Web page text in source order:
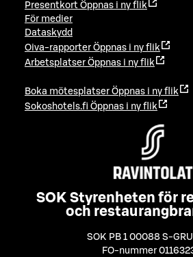
Presentkort Öppnas i ny flik
För medier
Dataskydd
Oiva-rapporter Öppnas i ny flik
Arbetsplatser Öppnas i ny flik
Boka mötesplatser Öppnas i ny flik
Sokoshotels.fi Öppnas i ny flik
SOK Styrenheten för
och
SOK PB 1 00088 S-
FO-nummer